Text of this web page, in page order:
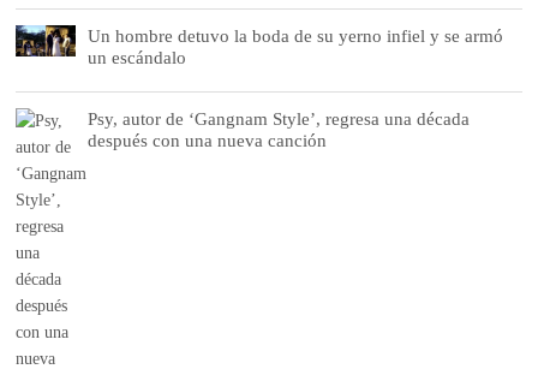
Un hombre detuvo la boda de su yerno infiel y se armó
un escándalo
Psy, autor de ‘Gangnam Style’, regresa una década
después con una nueva canción